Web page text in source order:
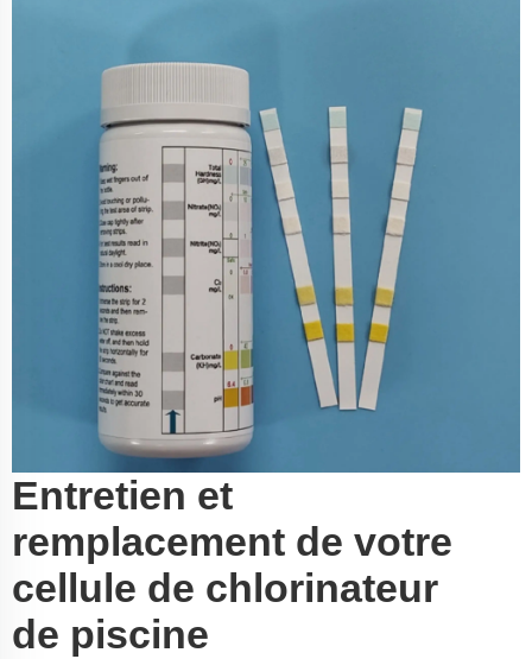
Entretien et
remplacement de votre
cellule de chlorinateur
de piscine